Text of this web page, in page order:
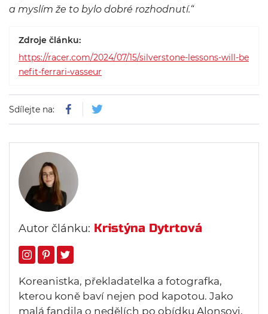
a myslím že to bylo dobré rozhodnutí.“
Zdroje článku:
https://racer.com/2024/07/15/silverstone-lessons-will-be
nefit-ferrari-vasseur
Sdílejte na:
Autor článku: Kristýna Dytrtová
Koreanistka, překladatelka a fotografka,
kterou koně baví nejen pod kapotou. Jako
malá fandila o nedělích po obídku Alonsovi,